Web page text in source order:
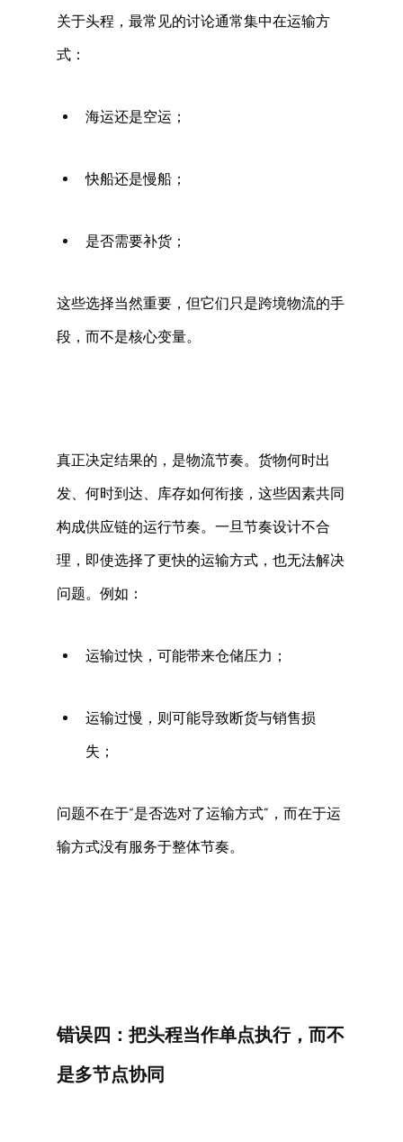
关于头程，最常见的讨论通常集中在运输方
式：
海运还是空运；
快船还是慢船；
是否需要补货；
这些选择当然重要，但它们只是跨境物流的手
段，而不是核心变量。
真正决定结果的，是物流节奏。货物何时出
发、何时到达、库存如何衔接，这些因素共同
构成供应链的运行节奏。一旦节奏设计不合
理，即使选择了更快的运输方式，也无法解决
问题。例如：
运输过快，可能带来仓储压力；
运输过慢，则可能导致断货与销售损
失；
问题不在于“是否选对了运输方式”，而在于运
输方式没有服务于整体节奏。
错误四：把头程当作单点执行，而不
是多节点协同